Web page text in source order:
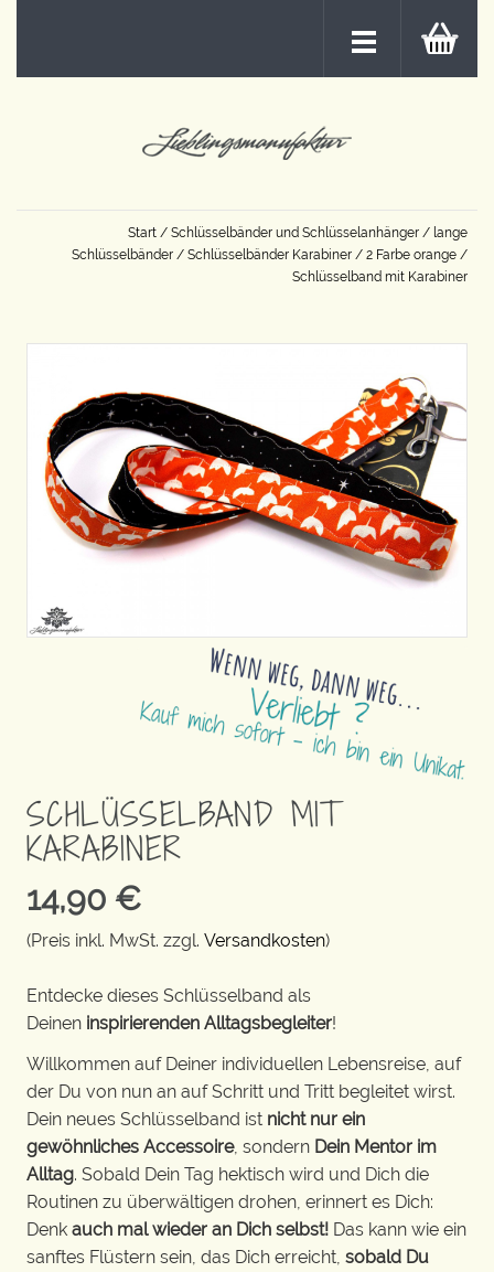
Start / Schlüsselbänder und Schlüsselanhänger / lange
Schlüsselbänder / Schlüsselbänder Karabiner / 2 Farbe orange /
Schlüsselband mit Karabiner
SCHLÜSSELBAND MIT
KARABINER
14,90 €
(Preis inkl. MwSt. zzgl. Versandkosten)
Entdecke dieses Schlüsselband als
Deinen inspirierenden Alltagsbegleiter!
Willkommen auf Deiner individuellen Lebensreise, auf
der Du von nun an auf Schritt und Tritt begleitet wirst.
Dein neues Schlüsselband ist nicht nur ein
gewöhnliches Accessoire, sondern Dein Mentor im
Alltag. Sobald Dein Tag hektisch wird und Dich die
Routinen zu überwältigen drohen, erinnert es Dich:
Denk auch mal wieder an Dich selbst! Das kann wie ein
sanftes Flüstern sein, das Dich erreicht, sobald Du